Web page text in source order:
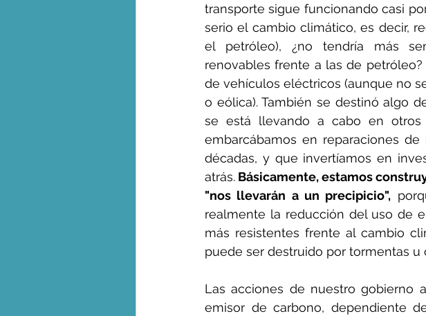
transporte sigue funcionando casi
serio el cambio climático, es decir,
el petróleo), ¿no tendría más
renovables frente a las de
de vehículos eléctricos (aunque no
o eólica). También se destinó algo
se está llevando a cabo en otros
embarcábamos en reparaciones
décadas, y que invertíamos en
atrás. Básicamente, estamos
"nos llevarán a un precipicio",
realmente la reducción del uso de
más resistentes frente al cambio
puede ser destruido por tormentas u
Las acciones de nuestro gobierno
emisor de carbono, dependiente